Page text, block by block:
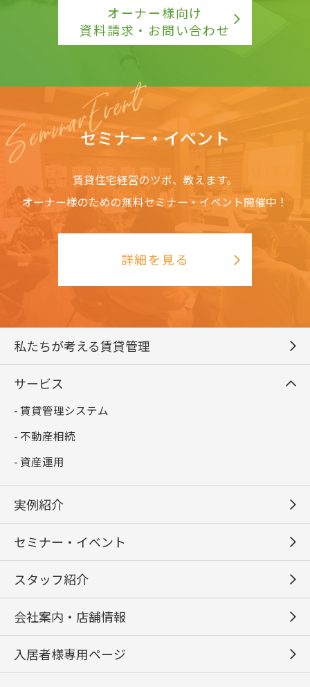
オーナー様向け
資料請求・お問い合わせ
セミナー・イベント
賃貸住宅経営のツボ、教えます。
オーナー様のための無料セミナー・イベント開催中！
詳細を見る
私たちが考える賃貸管理
サービス
- 賃貸管理システム
- 不動産相続
- 資産運用
実例紹介
セミナー・イベント
スタッフ紹介
会社案内・店舗情報
入居者様専用ページ